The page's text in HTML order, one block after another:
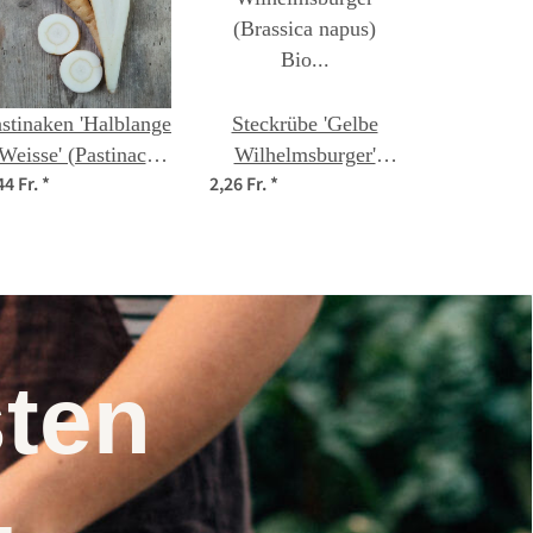
'Halblange
(Pastinaca
Bio Saatgut
Fr.*
Steckrübe 'Gelbe
Wilhelmsburger'
(Brassica napus) Bio
2,26 Fr.*